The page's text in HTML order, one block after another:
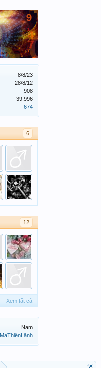
8/8/23
28/8/12
908
39,996
674
6
12
Xem tất cả
Nam
MaThiênLãnh